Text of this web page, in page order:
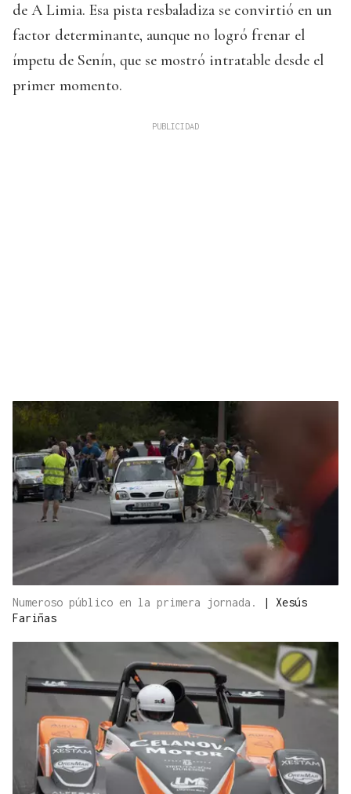
de A Limia. Esa pista resbaladiza se convirtió en un
factor determinante, aunque no logró frenar el
ímpetu de Senín, que se mostró intratable desde el
primer momento.
Numeroso público en la primera jornada. | Xesús
Fariñas